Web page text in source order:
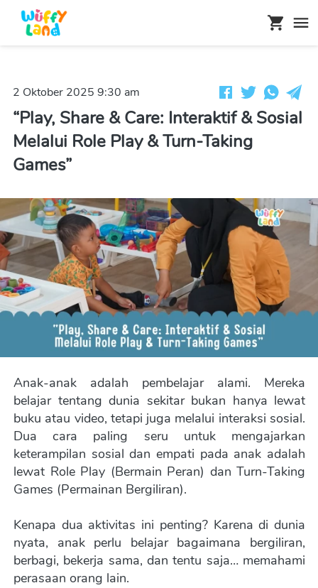
2 Oktober 2025 9:30 am
“Play, Share & Care: Interaktif & Sosial
Melalui Role Play & Turn-Taking
Games”
Anak-anak adalah pembelajar alami. Mereka
belajar tentang dunia sekitar bukan hanya lewat
buku atau video, tetapi juga melalui interaksi sosial.
Dua cara paling seru untuk mengajarkan
keterampilan sosial dan empati pada anak adalah
lewat Role Play (Bermain Peran) dan Turn-Taking
Games (Permainan Bergiliran).
Kenapa dua aktivitas ini penting? Karena di dunia
nyata, anak perlu belajar bagaimana bergiliran,
berbagi, bekerja sama, dan tentu saja… memahami
perasaan orang lain.